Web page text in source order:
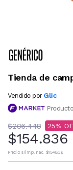
Tienda de
Vendido por Glic
$206.448 25
$154.836
Precio s/imp. nac. $154.836